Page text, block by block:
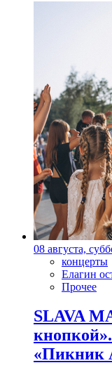
08 августа,
концерты
Елагин
Прочее
SLAVA
«Пикник